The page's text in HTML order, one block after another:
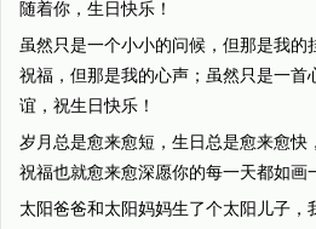
随着你，生日快乐！
虽然只是一个小小的问候，但那是我的
祝福，但那是我的心声；虽然只是一首
谊，祝生日快乐！
岁月总是愈来愈短，生日总是愈来愈快
祝福也就愈来愈深愿你的每一天都如画
太阳爸爸和太阳妈妈生了个太阳儿子，